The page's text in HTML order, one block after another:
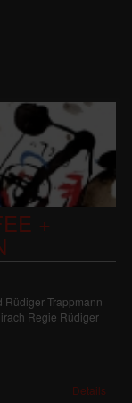
+
Rüdiger Trappmann
Regie Rüdiger
Details